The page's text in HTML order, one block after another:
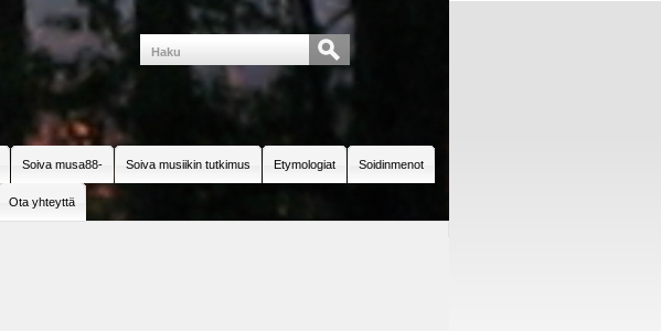
Soiva musa88- Soiva musiikin tutkimus Etymologiat Soidinmenot
Ota yhteyttä